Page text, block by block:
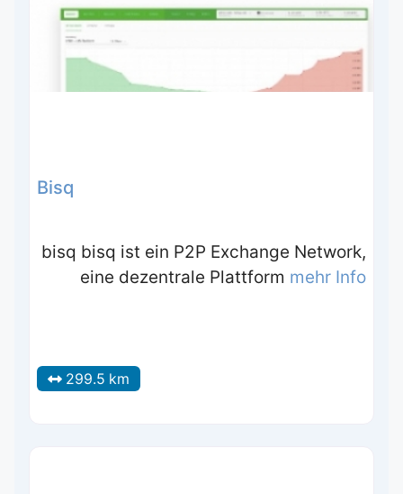
Bisq
bisq bisq ist ein P2P Exchange Network,
eine dezentrale Plattform mehr Info
299.5 km